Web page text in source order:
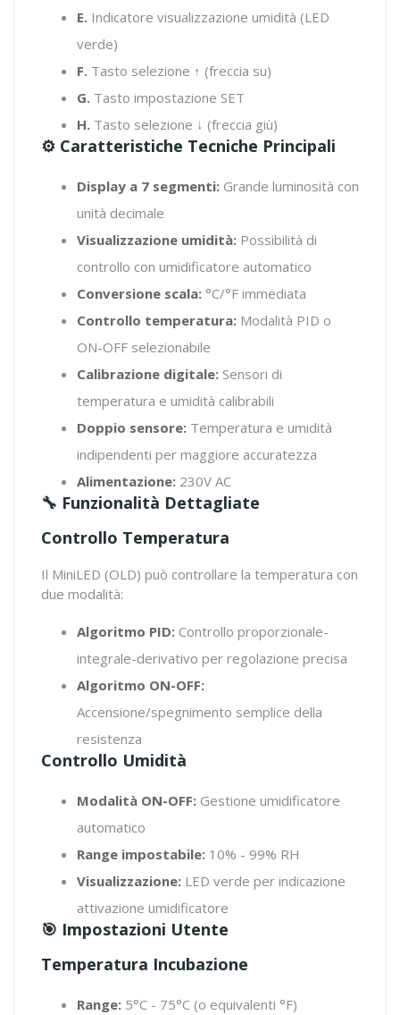
E. Indicatore visualizzazione umidità (LED
verde)
F. Tasto selezione ↑ (freccia su)
G. Tasto impostazione SET
H. Tasto selezione ↓ (freccia giù)
⚙ Caratteristiche Tecniche Principali
Display a 7 segmenti: Grande luminosità con
unità decimale
Visualizzazione umidità: Possibilità di
controllo con umidificatore automatico
Conversione scala: °C/°F immediata
Controllo temperatura: Modalità PID o
ON-OFF selezionabile
Calibrazione digitale: Sensori di
temperatura e umidità calibrabili
Doppio sensore: Temperatura e umidità
indipendenti per maggiore accuratezza
Alimentazione: 230V AC
🔧 Funzionalità Dettagliate
Controllo Temperatura
Il MiniLED (OLD) può controllare la temperatura con
due modalità:
Algoritmo PID: Controllo proporzionale-
integrale-derivativo per regolazione precisa
Algoritmo ON-OFF:
Accensione/spegnimento semplice della
resistenza
Controllo Umidità
Modalità ON-OFF: Gestione umidificatore
automatico
Range impostabile: 10% - 99% RH
Visualizzazione: LED verde per indicazione
attivazione umidificatore
🎯 Impostazioni Utente
Temperatura Incubazione
Range: 5°C - 75°C (o equivalenti °F)